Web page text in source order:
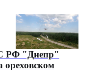
РФ "Днепр"
ореховском